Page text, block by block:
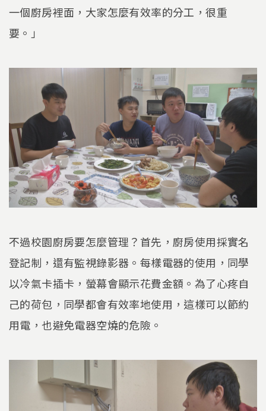
一個廚房裡面，大家怎麼有效率的分工，很重
要。」
不過校園廚房要怎麼管理？首先，廚房使用採實名
登記制，還有監視錄影器。每樣電器的使用，同學
以冷氣卡插卡，螢幕會顯示花費金額。為了心疼自
己的荷包，同學都會有效率地使用，這樣可以節約
用電，也避免電器空燒的危險。